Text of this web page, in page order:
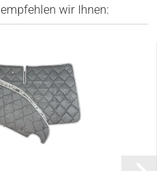
wir Ihnen: